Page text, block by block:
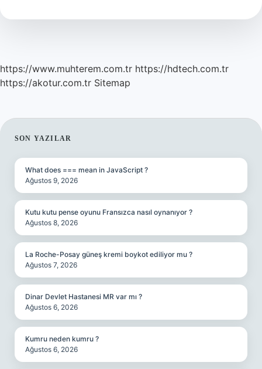
Demek
https://www.muhterem.com.tr https://hdtech.com.tr
https://akotur.com.tr Sitemap
SIDEBAR
SON YAZILAR
What does === mean in JavaScript ?
Ağustos 9, 2026
Kutu kutu pense oyunu Fransızca nasıl oynanıyor ?
Ağustos 8, 2026
La Roche-Posay güneş kremi boykot ediliyor mu ?
Ağustos 7, 2026
Dinar Devlet Hastanesi MR var mı ?
Ağustos 6, 2026
Kumru neden kumru ?
Ağustos 6, 2026